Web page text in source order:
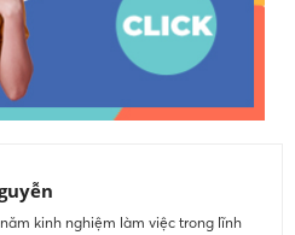
kinh nghiệm làm việc trong lĩnh